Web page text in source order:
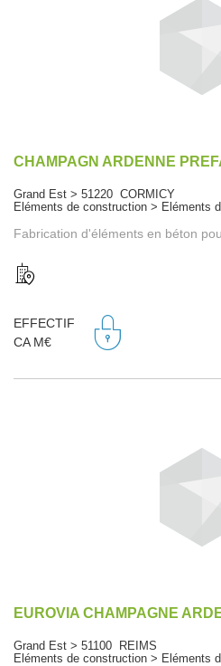
CHAMPAGN ARDENNE
Grand Est > 51220 CORMICY
Eléments de construction > Eléments
Fabrication d'éléments en béton
EFFECTIF
CA M€
EUROVIA CHAMPAGNE
Grand Est > 51100 REIMS
Eléments de construction > Eléments